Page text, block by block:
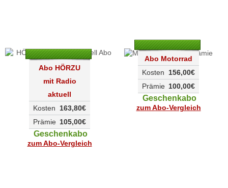
Abo HÖRZU
mit Radio
aktuell
163,80€
Kosten
105,00€
Prämie
Geschenkabo
zum Abo-Vergleich
Abo Motorrad
156,00€
Kosten
100,00€
Prämie
Geschenkabo
zum Abo-Vergleich